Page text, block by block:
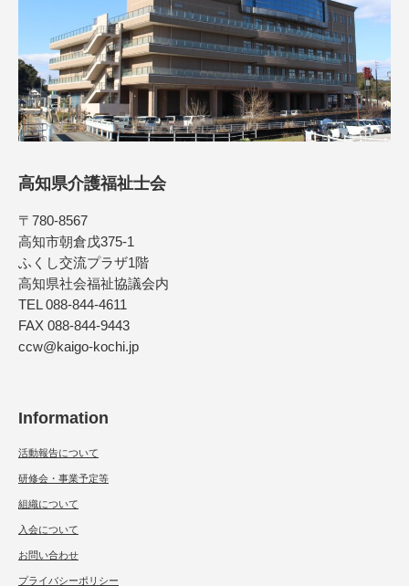
高知県介護福祉士会
〒780-8567
高知市朝倉戊375-1
ふくし交流プラザ1階
高知県社会福祉協議会内
TEL 088-844-4611
FAX 088-844-9443
ccw@kaigo-kochi.jp
Information
活動報告について
研修会・事業予定等
組織について
入会について
お問い合わせ
プライバシーポリシー